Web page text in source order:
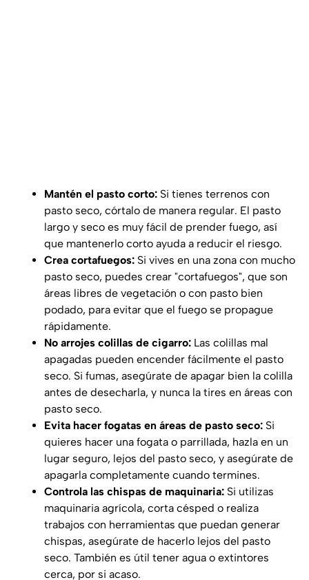
Mantén el pasto corto: Si tienes terrenos con
pasto seco, córtalo de manera regular. El pasto
largo y seco es muy fácil de prender fuego, así
que mantenerlo corto ayuda a reducir el riesgo.
Crea cortafuegos: Si vives en una zona con mucho
pasto seco, puedes crear "cortafuegos", que son
áreas libres de vegetación o con pasto bien
podado, para evitar que el fuego se propague
rápidamente.
No arrojes colillas de cigarro: Las colillas mal
apagadas pueden encender fácilmente el pasto
seco. Si fumas, asegúrate de apagar bien la colilla
antes de desecharla, y nunca la tires en áreas con
pasto seco.
Evita hacer fogatas en áreas de pasto seco: Si
quieres hacer una fogata o parrillada, hazla en un
lugar seguro, lejos del pasto seco, y asegúrate de
apagarla completamente cuando termines.
Controla las chispas de maquinaria: Si utilizas
maquinaria agrícola, corta césped o realiza
trabajos con herramientas que puedan generar
chispas, asegúrate de hacerlo lejos del pasto
seco. También es útil tener agua o extintores
cerca, por si acaso.